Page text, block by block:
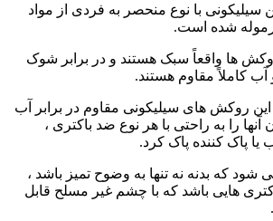
با نوع منحصر به فردی از مواد
شده است.
ها واقعاً سبک هستند و در برابر شوک
آب کاملاً مقاوم هستند.
این روکش های سیلیکونی مقاوم در برابر آب
آنها را به راحتی با هر نوع ضد باکتری ،
پاک کننده پاک کرد.
شود که بدنه نه تنها به وضوح تمیز باشد ،
هایی باشد که با چشم غیر مسلح قابل